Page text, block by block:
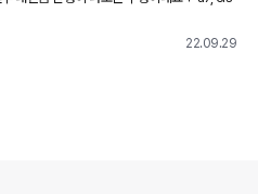
22.09.29